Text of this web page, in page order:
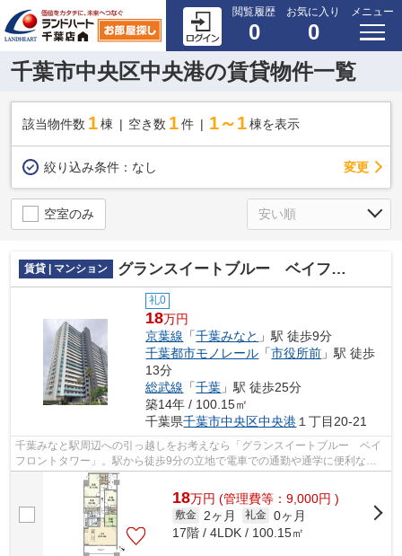
閲覧履歴
0
お気に入り
0
メニュー
千葉市中央区中央港の賃貸物件一覧
該当物件数 1棟 空き数 1 件 1～1 棟を表示
絞り込み条件： なし 変更
空室のみ
賃貸 | マンション グランスイートブルー ベイフロントタワー
礼0
18万円
京葉線 「千葉みなと 」駅 徒歩9分
千葉都市モノレール 「市役所前 」駅 徒歩
13分
総武線 「千葉 」駅 徒歩25分
築14年 / 100.15㎡
千葉県千葉市中央区中央港１丁目20-21
千葉みなと駅周辺への引っ越しをお考えなら「グランスイートブルー ベイ
フロントタワー」。駅から徒歩9分の立地で電車での通勤や通学に便利な物
件です。エレベーター付きの物件です。...
18万円 (管理費等：9,000円 )
敷金 2ヶ月 礼金 0ヶ月
17階 / 4LDK / 100.15㎡